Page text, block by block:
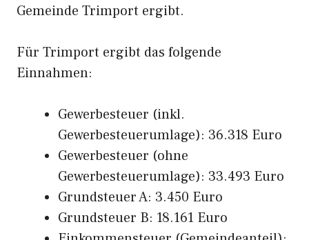
Gemeinde Trimport ergibt.
Für Trimport ergibt das folgende
Einnahmen:
Gewerbesteuer (inkl.
Gewerbesteuerumlage): 36.318 Euro
Gewerbesteuer (ohne
Gewerbesteuerumlage): 33.493 Euro
Grundsteuer A: 3.450 Euro
Grundsteuer B: 18.161 Euro